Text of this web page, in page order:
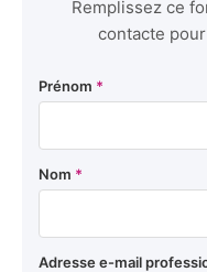
Remplissez ce
contacte
Prénom *
Nom *
Adresse e-mail